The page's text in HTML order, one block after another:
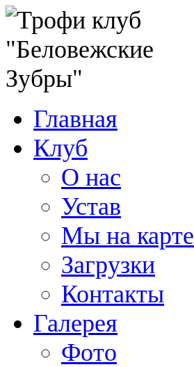
Главная
Клуб
О нас
Устав
Мы на карте
Загрузки
Контакты
Галерея
Фото